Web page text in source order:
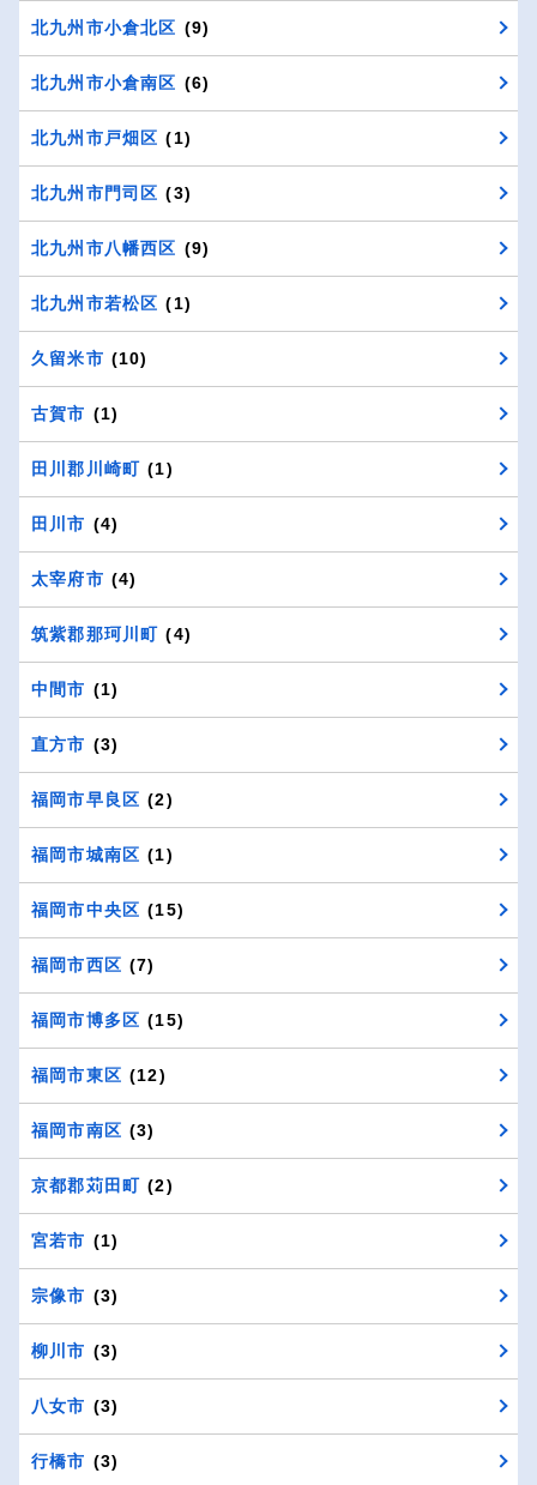
北九州市小倉北区 (9)
北九州市小倉南区 (6)
北九州市戸畑区 (1)
北九州市門司区 (3)
北九州市八幡西区 (9)
北九州市若松区 (1)
久留米市 (10)
古賀市 (1)
田川郡川崎町 (1)
田川市 (4)
太宰府市 (4)
筑紫郡那珂川町 (4)
中間市 (1)
直方市 (3)
福岡市早良区 (2)
福岡市城南区 (1)
福岡市中央区 (15)
福岡市西区 (7)
福岡市博多区 (15)
福岡市東区 (12)
福岡市南区 (3)
京都郡苅田町 (2)
宮若市 (1)
宗像市 (3)
柳川市 (3)
八女市 (3)
行橋市 (3)